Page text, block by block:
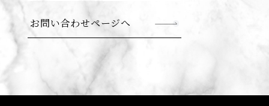
お問い合わせページへ